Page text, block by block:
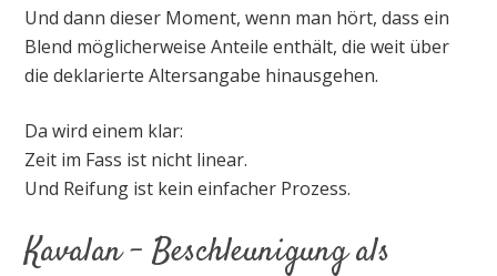
Und dann dieser Moment, wenn man hört, dass ein
Blend möglicherweise Anteile enthält, die weit über
die deklarierte Altersangabe hinausgehen.
Da wird einem klar:
Zeit im Fass ist nicht linear.
Und Reifung ist kein einfacher Prozess.
Kavalan – Beschleunigung als